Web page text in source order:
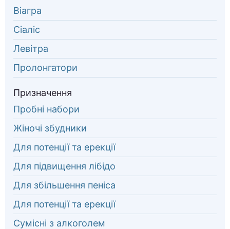
Віагра
Сіаліс
Левітра
Пролонгатори
Призначення
Пробні набори
Жіночі збудники
Для потенції та ерекції
Для підвищення лібідо
Для збільшення пеніса
Для потенції та ерекції
Сумісні з алкоголем